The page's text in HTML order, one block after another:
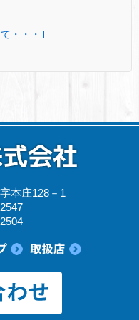
・・・｣
本庄128－1